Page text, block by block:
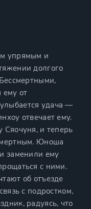
упрямым и
долгого
ему от
удача —
отвечает ему.
и теперь
Юноша
заменили ему
с ними.
об отъезде
с подростком,
радуясь, что